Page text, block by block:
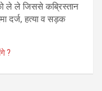
ले ले जिससे कब्रिस्तान
दर्ज, हत्या व सड़क
?